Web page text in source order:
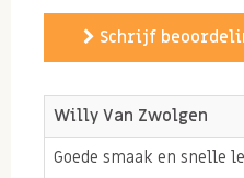
Schrijf
Willy Van Zwolgen
Goede smaak en snelle